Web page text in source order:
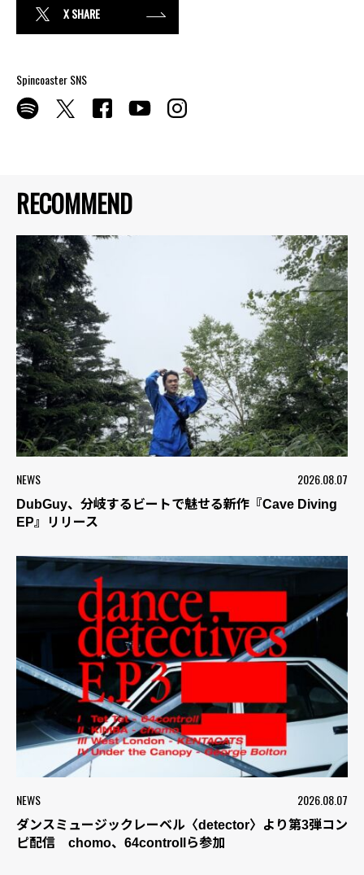
RECOMMEND
NEWS 2026.08.07
DubGuy、分岐するビートで魅せる新作『Cave Diving
EP』リリース
NEWS 2026.08.07
ダンスミュージックレーベル〈detector〉より第3弾コン
ピ配信 chomo、64controllら参加
X SHARE
Spincoaster SNS